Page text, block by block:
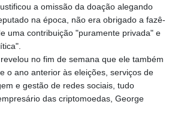
a omissão da doação alegando
na época, não era obrigado a fazê-
uma contribuição "puramente privada" e
no fim de semana que ele também
o ano anterior às eleições, serviços de
e gestão de redes sociais, tudo
das criptomoedas, George